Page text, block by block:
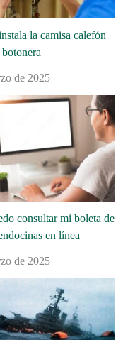
la camisa calefón
de 2025
consultar mi boleta de
en línea
de 2025